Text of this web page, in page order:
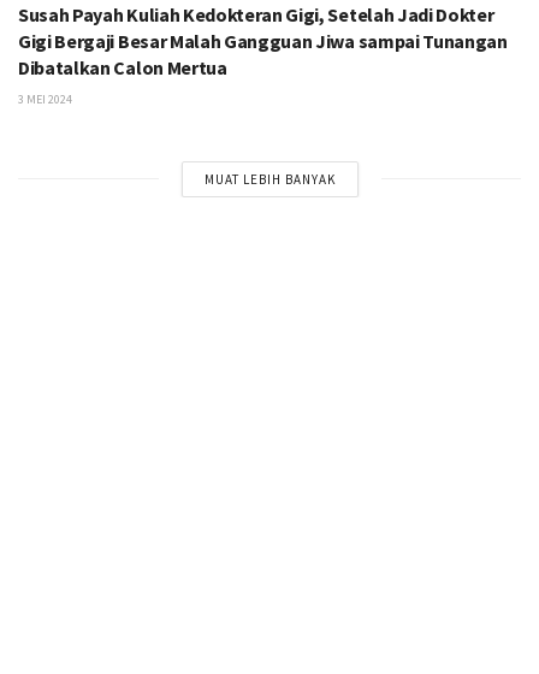
Susah Payah Kuliah Kedokteran Gigi, Setelah Jadi Dokter
Gigi Bergaji Besar Malah Gangguan Jiwa sampai Tunangan
Dibatalkan Calon Mertua
3 MEI 2024
MUAT LEBIH BANYAK